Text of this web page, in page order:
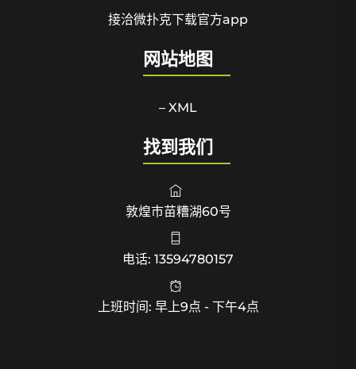
接洽微扑克下载官方app
网站地图
– XML
找到我们
敦煌市苗糟湖60号
电话: 13594780157
上班时间: 早上9点 - 下午4点